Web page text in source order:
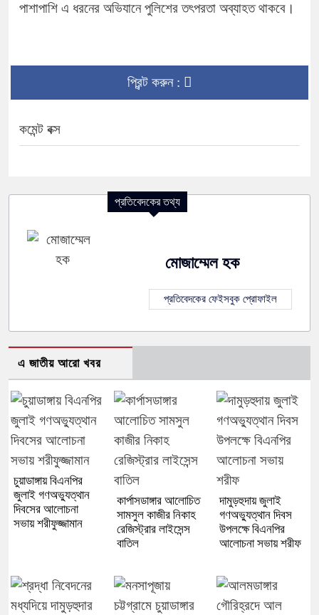
পাশাপাশি এ ধরনের অভিযানে পুলিশের তৎপরতা অব্যাহত থাকবে।
প্রিন্ট করুন :
কমেন্ট বক্স
প্রতিবেদকের তথ্য
মোজাম্মেল হক
প্রতিবেদকের ফেইসবুক প্রোফাইল
এ জাতীয় আরো খবর
চুয়াডাঙ্গায় বিএনপির
জুলাই গণঅভ্যুত্থান
দিবসের আলোচনা
সভায় শরীফুজ্জামান
কার্পাসডাঙ্গার আলোচিত
সামসুল কাজীর নিকাহ
রেজিস্ট্রার লাইসেন্স
বাতিল
দামুড়হুদায় জুলাই
গণঅভ্যুত্থান দিবস
উপলক্ষে বিএনপির
আলোচনা সভায় শরীফ